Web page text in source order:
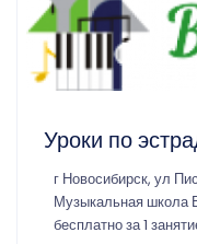
Уроки по
г Новосибирск, ул
Музыкальная школа
бесплатно за 1